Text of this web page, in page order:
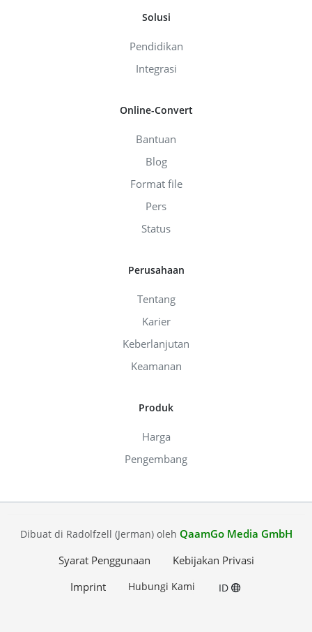
Solusi
Pendidikan
Integrasi
Online-Convert
Bantuan
Blog
Format file
Pers
Status
Perusahaan
Tentang
Karier
Keberlanjutan
Keamanan
Produk
Harga
Pengembang
Dibuat di Radolfzell (Jerman) oleh QaamGo Media GmbH
Syarat Penggunaan
Kebijakan Privasi
Imprint
Hubungi Kami ID